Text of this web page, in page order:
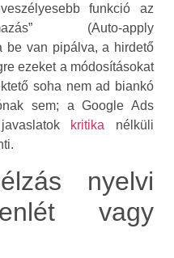
funkció az
(Auto-apply
be van pipálva, a hirdető
ezeket a módosításokat
soha nem ad biankó
sem; a Google Ads
kritika nélküli
nyelvi
vagy